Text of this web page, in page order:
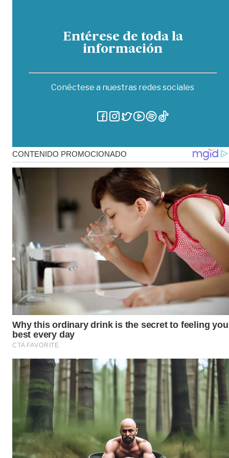
Entérese de toda la
información
Conéctese a nuestras redes sociales